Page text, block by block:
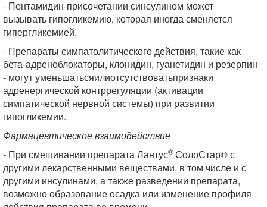
- Пентамидин-присочетании синсулином может
вызывать гипогликемию, которая иногда сменяется
гипергликемией.
- Препараты симпатолитического действия, такие как
бета-адреноблокаторы, клонидин, гуанетидин и резерпин
- могут уменьшатьсяилиотсутствоватьпризнаки
адренергической контррегуляции (активации
симпатической нервной системы) при развитии
гипогликемии.
Фармацевтическое взаимодействие
- При смешивании препарата Лантус®СолоСтар® с
другими лекарственными веществами, в том числе и с
другими инсулинами, а также разведении препарата,
возможно образование осадка или изменение профиля